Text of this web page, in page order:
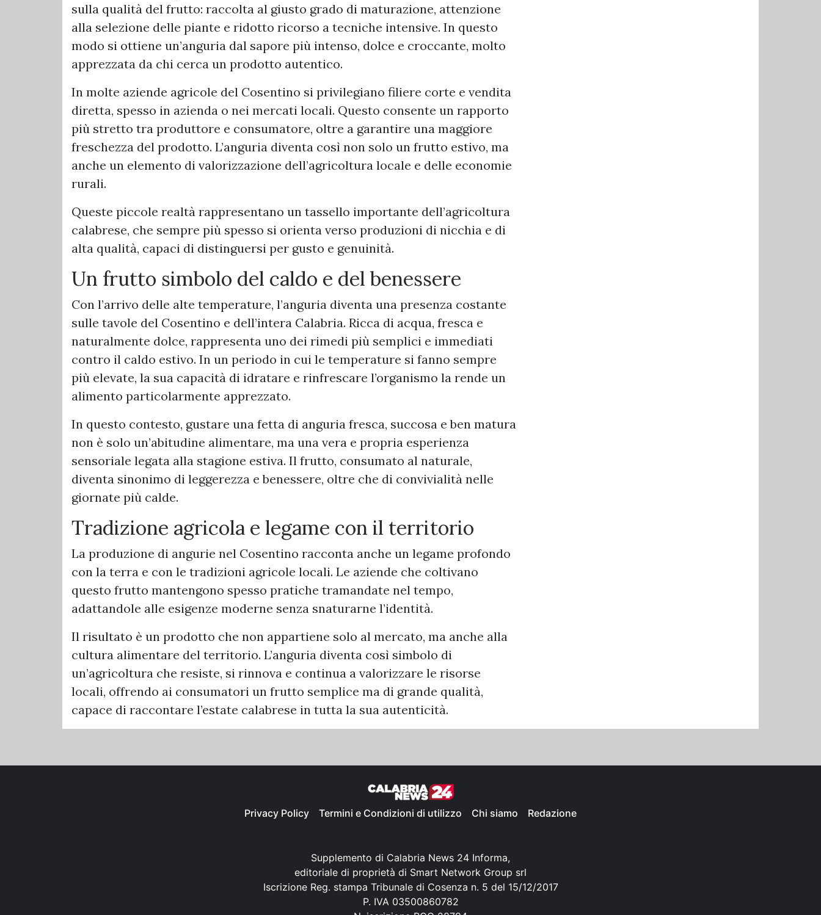
sulla qualità del frutto: raccolta al giusto grado di maturazione, attenzione
alla selezione delle piante e ridotto ricorso a tecniche intensive. In questo
modo si ottiene un’anguria dal sapore più intenso, dolce e croccante, molto
apprezzata da chi cerca un prodotto autentico.
In molte aziende agricole del Cosentino si privilegiano filiere corte e vendita
diretta, spesso in azienda o nei mercati locali. Questo consente un rapporto
più stretto tra produttore e consumatore, oltre a garantire una maggiore
freschezza del prodotto. L’anguria diventa così non solo un frutto estivo, ma
anche un elemento di valorizzazione dell’agricoltura locale e delle economie
rurali.
Queste piccole realtà rappresentano un tassello importante dell’agricoltura
calabrese, che sempre più spesso si orienta verso produzioni di nicchia e di
alta qualità, capaci di distinguersi per gusto e genuinità.
Un frutto simbolo del caldo e del benessere
Con l’arrivo delle alte temperature, l’anguria diventa una presenza costante
sulle tavole del Cosentino e dell’intera Calabria. Ricca di acqua, fresca e
naturalmente dolce, rappresenta uno dei rimedi più semplici e immediati
contro il caldo estivo. In un periodo in cui le temperature si fanno sempre
più elevate, la sua capacità di idratare e rinfrescare l’organismo la rende un
alimento particolarmente apprezzato.
In questo contesto, gustare una fetta di anguria fresca, succosa e ben matura
non è solo un’abitudine alimentare, ma una vera e propria esperienza
sensoriale legata alla stagione estiva. Il frutto, consumato al naturale,
diventa sinonimo di leggerezza e benessere, oltre che di convivialità nelle
giornate più calde.
Tradizione agricola e legame con il territorio
La produzione di angurie nel Cosentino racconta anche un legame profondo
con la terra e con le tradizioni agricole locali. Le aziende che coltivano
questo frutto mantengono spesso pratiche tramandate nel tempo,
adattandole alle esigenze moderne senza snaturarne l’identità.
Il risultato è un prodotto che non appartiene solo al mercato, ma anche alla
cultura alimentare del territorio. L’anguria diventa così simbolo di
un’agricoltura che resiste, si rinnova e continua a valorizzare le risorse
locali, offrendo ai consumatori un frutto semplice ma di grande qualità,
capace di raccontare l’estate calabrese in tutta la sua autenticità.
Privacy Policy Termini e Condizioni di utilizzo Chi siamo Redazione
Supplemento di Calabria News 24 Informa,
editoriale di proprietà di Smart Network Group srl
Iscrizione Reg. stampa Tribunale di Cosenza n. 5 del 15/12/2017
P. IVA 03500860782